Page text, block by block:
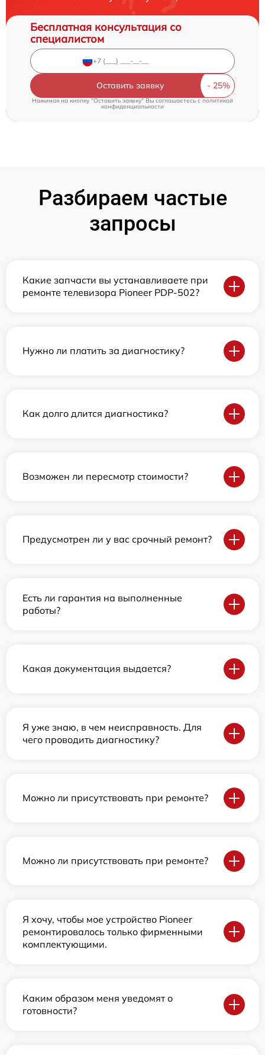
Бесплатная консультация со
специалистом
Оставить заявку
Нажимая на кнопку "Оставить заявку" Вы соглашаетесь cполитикой
конфиденциальности
Разбираем частые
запросы
Какие запчасти вы устанавливаете при
ремонте телевизора Pioneer PDP-502?
Нужно ли платить за диагностику?
Как долго длится диагностика?
Возможен ли пересмотр стоимости?
Предусмотрен ли у вас срочный ремонт?
Есть ли гарантия на выполненные
работы?
Какая документация выдается?
Я уже знаю, в чем неисправность. Для
чего проводить диагностику?
Можно ли присутствовать при ремонте?
Можно ли присутствовать при ремонте?
Я хочу, чтобы мое устройство Pioneer
ремонтировалось только фирменными
комплектующими.
Каким образом меня уведомят о
готовности?